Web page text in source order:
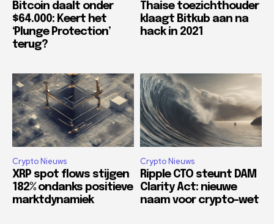
Bitcoin daalt onder
$64.000: Keert het
‘Plunge Protection’
terug?
Thaise toezichthouder
klaagt Bitkub aan na
hack in 2021
Crypto Nieuws
XRP spot flows stijgen
182% ondanks positieve
marktdynamiek
Crypto Nieuws
Ripple CTO steunt DAM
Clarity Act: nieuwe
naam voor crypto-wet